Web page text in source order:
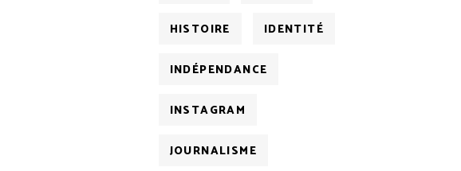
HISTOIRE IDENTITÉ
INDÉPENDANCE
INSTAGRAM
JOURNALISME